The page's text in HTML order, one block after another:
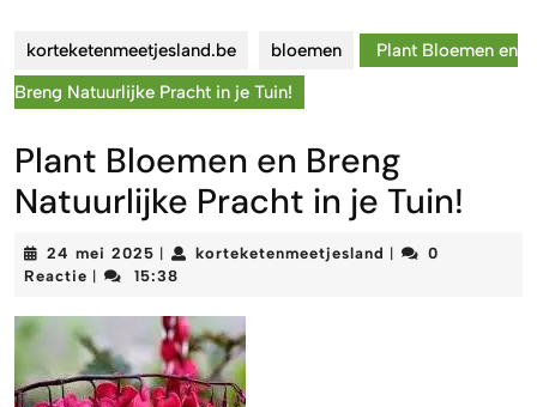
korteketenmeetjesland.be bloemen
Plant Bloemen en
Breng Natuurlijke Pracht in je Tuin!
Plant Bloemen en Breng
Natuurlijke Pracht in je Tuin!
24 mei 2025 24
mei
korteketenmeetjesland
0
Reactie
15:38